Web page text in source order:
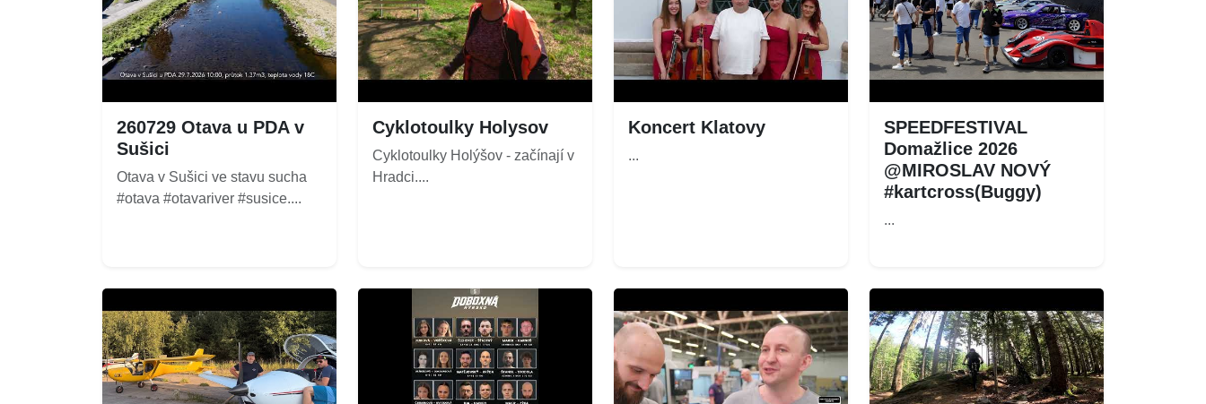
260729 Otava u PDA v
Sušici
Otava v Sušici ve stavu sucha
#otava #otavariver #susice....
Cyklotoulky Holysov
Cyklotoulky Holýšov - začínají v
Hradci....
Koncert Klatovy
...
SPEEDFESTIVAL
Domažlice 2026
@MIROSLAV NOVÝ
#kartcross(Buggy)
...